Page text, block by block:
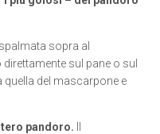
sopra al
sul pane o sul
del mascarpone e
pandoro.